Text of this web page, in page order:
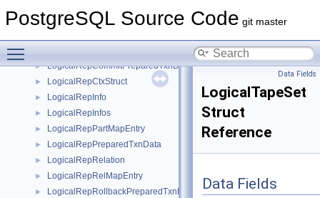
PostgreSQL Source Code git master
► LogicalErrorCallbackState
► LogicalRepCommitPreparedTxnData
► LogicalRepCtxStruct
► LogicalRepInfo
► LogicalRepInfos
► LogicalRepPartMapEntry
► LogicalRepPreparedTxnData
► LogicalRepRelation
► LogicalRepRelMapEntry
► LogicalRepRollbackPreparedTxnData
Data Fields
LogicalTapeSet
Struct
Reference
Data Fields